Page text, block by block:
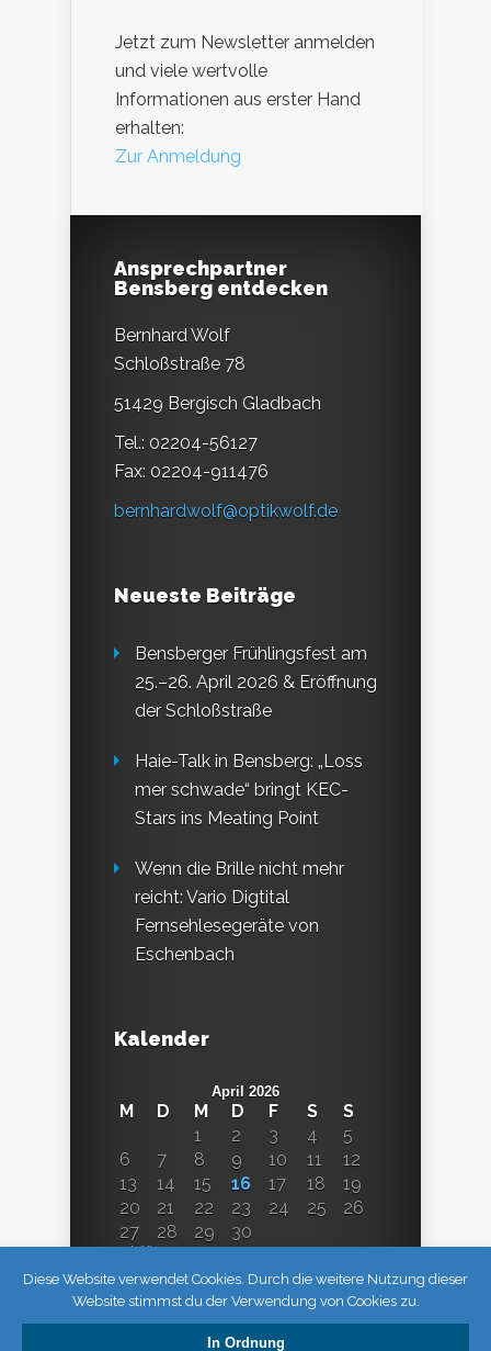
Jetzt zum Newsletter anmelden
und viele wertvolle
Informationen aus erster Hand
erhalten:
Zur Anmeldung
Ansprechpartner
Bensberg entdecken
Bernhard Wolf
Schloßstraße 78
51429 Bergisch Gladbach
Tel.: 02204-56127
Fax: 02204-911476
bernhardwolf@optikwolf.de
Neueste Beiträge
Bensberger Frühlingsfest am
25.–26. April 2026 & Eröffnung
der Schloßstraße
Haie-Talk in Bensberg: „Loss
mer schwade“ bringt KEC-
Stars ins Meating Point
Wenn die Brille nicht mehr
reicht: Vario Digtital
Fernsehlesegeräte von
Eschenbach
Kalender
April 2026
M D M D F S
S
1
2 3 4
5
6
7 8 9 10 11
12
13
14 15 16 17 18
19
20
21 22 23 24 25
26
27
28 29
30
« März
Diese Website verwendet Cookies. Durch die weitere Nutzung dieser
Website stimmst du der Verwendung von Cookies zu.
In Ordnung